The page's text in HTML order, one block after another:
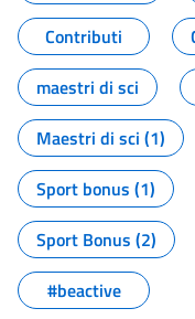
Contributi
maestri di sci
Maestri di sci (1)
Sport bonus (1)
Sport Bonus (2)
#beactive